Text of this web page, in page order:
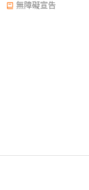
無障礙宣告